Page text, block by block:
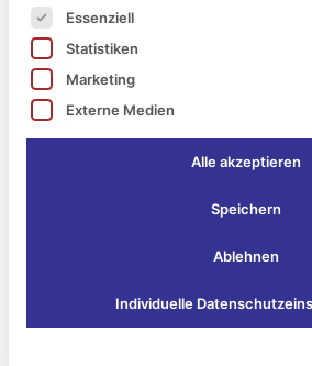
Virtuelles privates
Flexibles Arbeiten befindet
Es folgt eine Liste der
Essenziell
Statistiken
Marketing
Externe Medien
Alle akzeptieren
Speichern
Ablehnen
Individuelle